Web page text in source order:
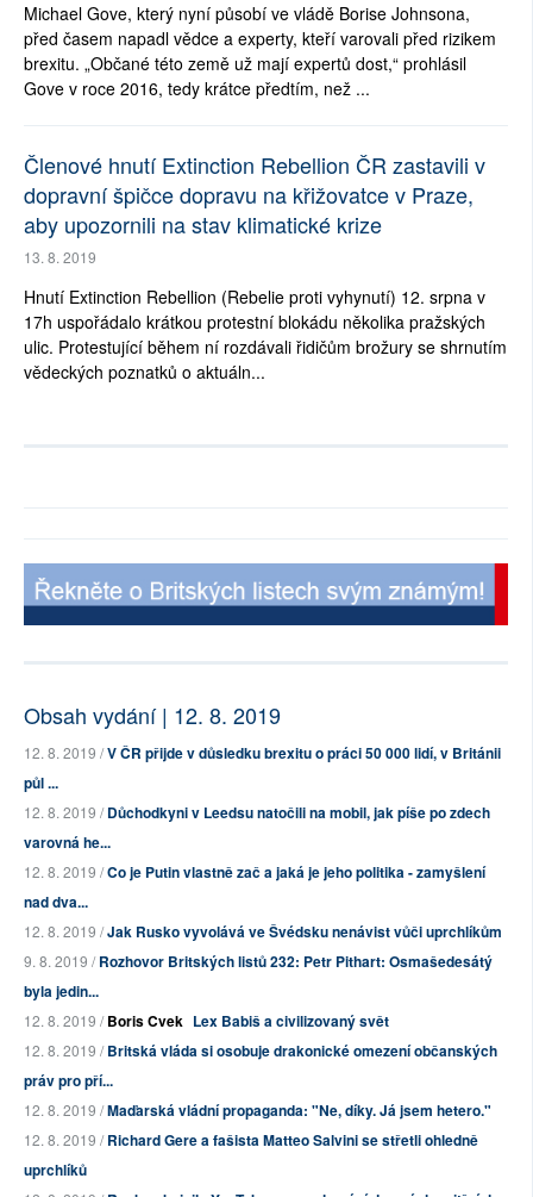
Michael Gove, který nyní působí ve vládě Borise Johnsona,
před časem napadl vědce a experty, kteří varovali před rizikem
brexitu. „Občané této země už mají expertů dost,“ prohlásil
Gove v roce 2016, tedy krátce předtím, než ...
Členové hnutí Extinction Rebellion ČR zastavili v
dopravní špičce dopravu na křižovatce v Praze,
aby upozornili na stav klimatické krize
13. 8. 2019
Hnutí Extinction Rebellion (Rebelie proti vyhynutí) 12. srpna v
17h uspořádalo krátkou protestní blokádu několika pražských
ulic. Protestující během ní rozdávali řidičům brožury se shrnutím
vědeckých poznatků o aktuáln...
Obsah vydání | 12. 8. 2019
12. 8. 2019 /V ČR přijde v důsledku brexitu o práci 50 000 lidí, v Británii
půl ...
12. 8. 2019 /Důchodkyni v Leedsu natočili na mobil, jak píše po zdech
varovná he...
12. 8. 2019 /Co je Putin vlastně zač a jaká je jeho politika - zamyšlení
nad dva...
12. 8. 2019 /Jak Rusko vyvolává ve Švédsku nenávist vůči uprchlíkům
9. 8. 2019 /Rozhovor Britských listů 232: Petr Pithart: Osmašedesátý
byla jedin...
12. 8. 2019 /Boris Cvek Lex Babiš a civilizovaný svět
12. 8. 2019 /Britská vláda si osobuje drakonické omezení občanských
práv pro pří...
12. 8. 2019 /Maďarská vládní propaganda: "Ne, díky. Já jsem hetero."
12. 8. 2019 /Richard Gere a fašista Matteo Salvini se střetli ohledně
uprchlíků